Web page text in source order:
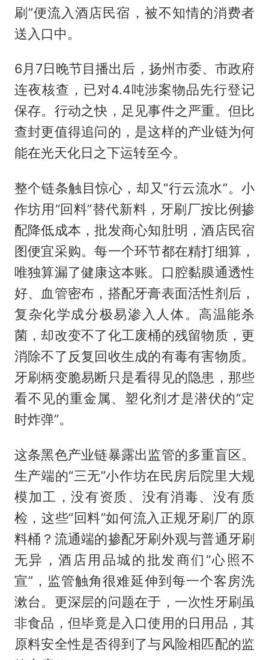
刷”便流入酒店民宿，被不知情的消费者
送入口中。
6月7日晚节目播出后，扬州市委、市政府
连夜核查，已对4.4吨涉案物品先行登记
保存。行动之快，足见事件之严重。但比
查封更值得追问的，是这样的产业链为何
能在光天化日之下运转至今。
整个链条触目惊心，却又“行云流水”。小
作坊用“回料”替代新料，牙刷厂按比例掺
配降低成本，批发商心知肚明，酒店民宿
图便宜采购。每一个环节都在精打细算，
唯独算漏了健康这本账。口腔黏膜通透性
好、血管密布，搭配牙膏表面活性剂后，
复杂化学成分极易渗入人体。高温能杀
菌，却改变不了化工废桶的残留物质，更
消除不了反复回收生成的有毒有害物质。
牙刷柄变脆易断只是看得见的隐患，那些
看不见的重金属、塑化剂才是潜伏的“定
时炸弹”。
这条黑色产业链暴露出监管的多重盲区。
生产端的“三无”小作坊在民房后院里大规
模加工，没有资质、没有消毒、没有质
检，这些“回料”如何流入正规牙刷厂的原
料桶？流通端的掺配牙刷外观与普通牙刷
无异，酒店用品城的批发商们“心照不
宣”，监管触角很难延伸到每一个客房洗
漱台。更深层的问题在于，一次性牙刷虽
非食品，但毕竟是入口使用的日用品，其
原料安全性是否得到了与风险相匹配的监